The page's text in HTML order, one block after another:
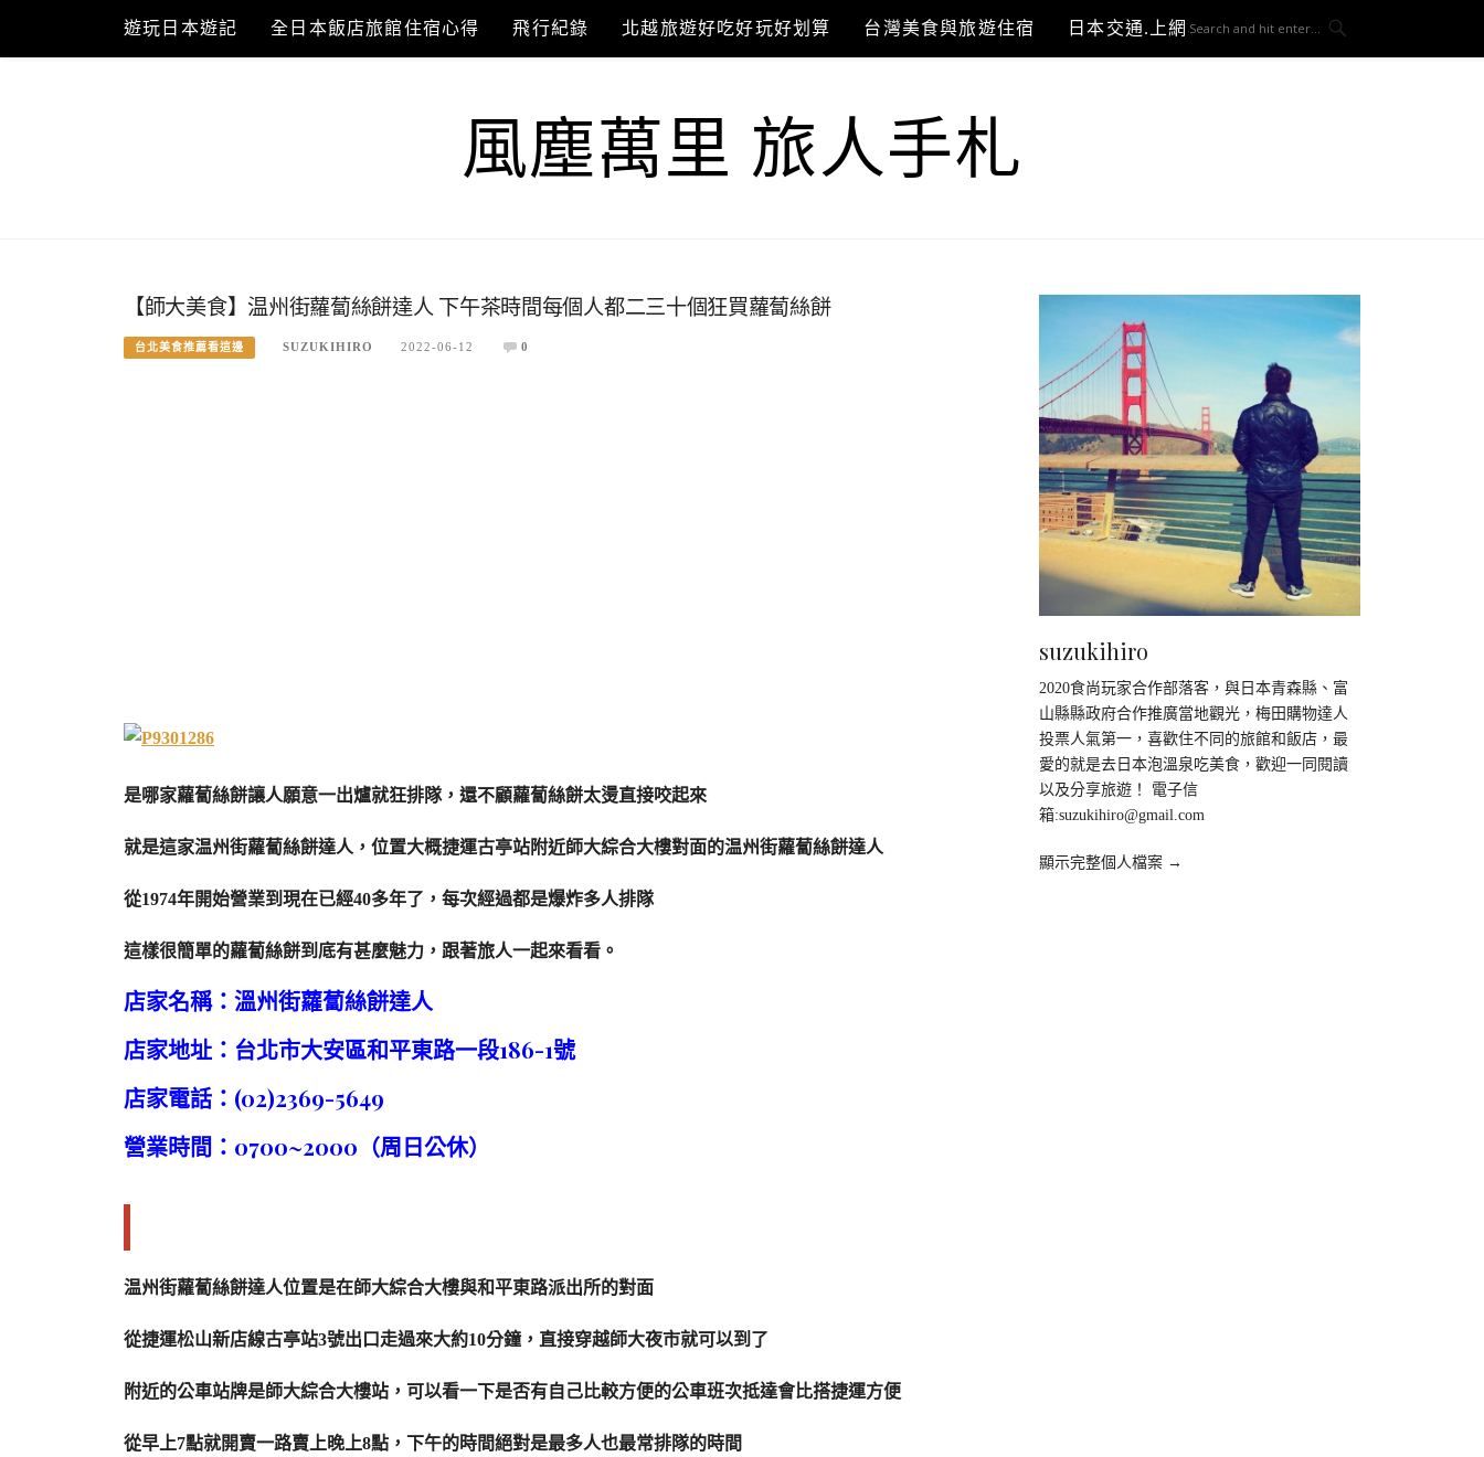
content
遊玩日本遊記 全日本飯店旅館住宿心得 飛行紀錄 北越旅遊好吃好玩好划算 台灣美食與旅遊住宿 日本交通.上網與3C開箱
風塵萬里 旅人手札
【師大美食】温州街蘿蔔絲餅達人 下午茶時間每個人都二三十個狂買蘿蔔絲餅
台北美食推薦看這邊 SUZUKIHIRO 2022-06-12 0
是哪家蘿蔔絲餅讓人願意一出爐就狂排隊，還不顧蘿蔔絲餅太燙直接咬起來
就是這家温州街蘿蔔絲餅達人，位置大概捷運古亭站附近師大綜合大樓對面的温州街蘿蔔絲餅達人
從1974年開始營業到現在已經40多年了，每次經過都是爆炸多人排隊
這樣很簡單的蘿蔔絲餅到底有甚麼魅力，跟著旅人一起來看看。
店家名稱：溫州街蘿蔔絲餅達人
店家地址：台北市大安區和平東路一段186-1號
店家電話：(02)2369-5649
營業時間：0700~2000（周日公休）
温州街蘿蔔絲餅達人位置是在師大綜合大樓與和平東路派出所的對面
從捷運松山新店線古亭站3號出口走過來大約10分鐘，直接穿越師大夜市就可以到了
附近的公車站牌是師大綜合大樓站，可以看一下是否有自己比較方便的公車班次抵達會比搭捷運方便
從早上7點就開賣一路賣上晚上8點，下午的時間絕對是最多人也最常排隊的時間
suzukihiro
2020食尚玩家合作部落客，與日本青森縣、富
山縣縣政府合作推廣當地觀光，梅田購物達人
投票人氣第一，喜歡住不同的旅館和飯店，最
愛的就是去日本泡溫泉吃美食，歡迎一同閱讀
以及分享旅遊！ 電子信
箱:suzukihiro@gmail.com
顯示完整個人檔案 →